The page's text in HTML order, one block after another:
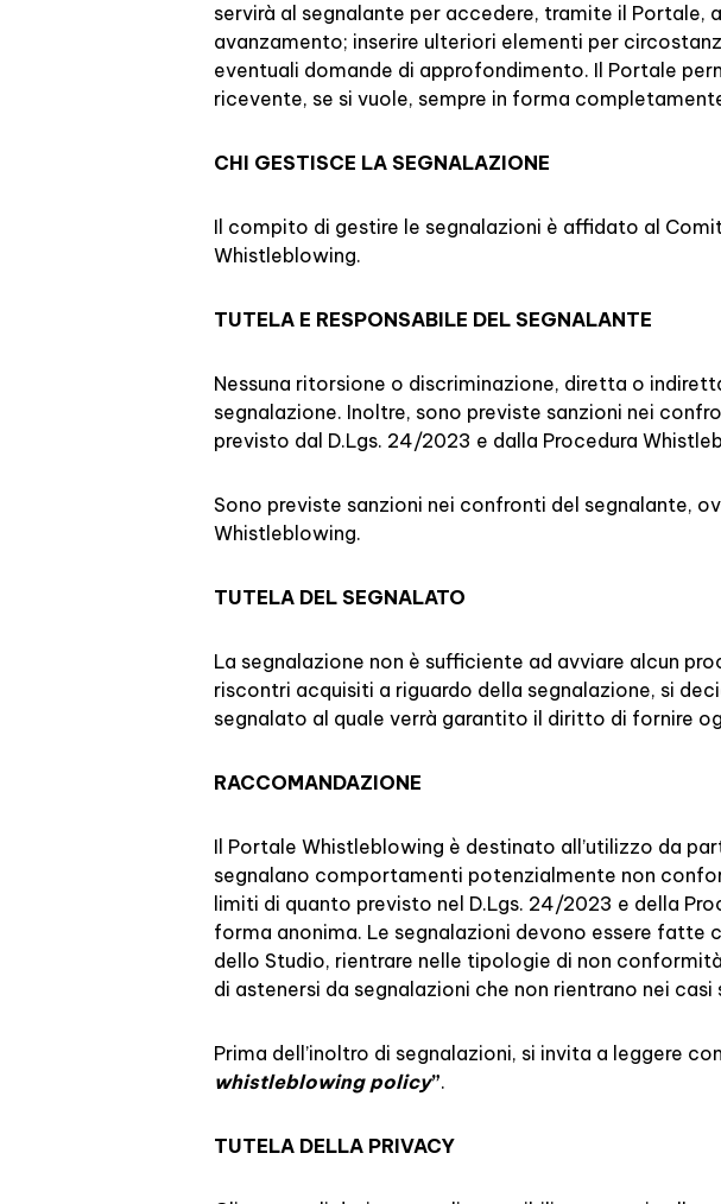
servirà al segnalante per accedere, tramite il
avanzamento; inserire ulteriori elementi per
eventuali domande di approfondimento. Il Portale
ricevente, se si vuole, sempre in forma
CHI GESTISCE LA SEGNALAZIONE
Il compito di gestire le segnalazioni è affidato al
Whistleblowing.
TUTELA E RESPONSABILE DEL SEGNALANTE
Nessuna ritorsione o discriminazione, diretta o
segnalazione. Inoltre, sono previste sanzioni nei
previsto dal D.Lgs. 24/2023 e dalla Procedura
Sono previste sanzioni nei confronti del segnalante,
Whistleblowing.
TUTELA DEL SEGNALATO
La segnalazione non è sufficiente ad avviare alcun
riscontri acquisiti a riguardo della segnalazione, si
segnalato al quale verrà garantito il diritto di fornire
RACCOMANDAZIONE
Il Portale Whistleblowing è destinato all’utilizzo da
segnalano comportamenti potenzialmente non
limiti di quanto previsto nel D.Lgs. 24/2023 e della
forma anonima. Le segnalazioni devono essere fatte
dello Studio, rientrare nelle tipologie di non
di astenersi da segnalazioni che non rientrano nei casi
Prima dell’inoltro di segnalazioni, si invita a leggere
whistleblowing policy”.
TUTELA DELLA PRIVACY